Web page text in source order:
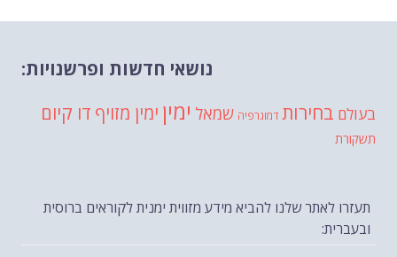
נושאי חדשות ופרשנויות:
בעולם בחירות דמוגרפיה שמאל ימין ימין מזויף דו קיום
תשקורת
תעזרו לאתר שלנו להביא מידע מזווית ימנית לקוראים ברוסית
ובעברית: